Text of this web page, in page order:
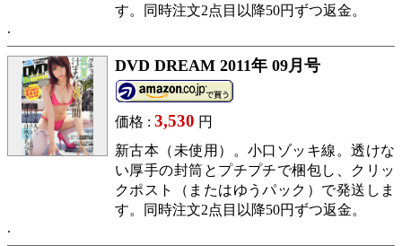
す。同時注文2点目以降50円ずつ返金。
DVD DREAM 2011年 09月号
価格 : 3,530 円
新古本（未使用）。小口ゾッキ線。透けな
い厚手の封筒とプチプチで梱包し、クリッ
クポスト（またはゆうパック）で発送しま
す。同時注文2点目以降50円ずつ返金。